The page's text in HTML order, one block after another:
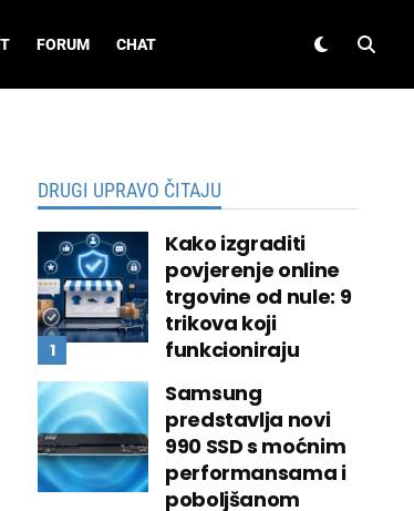
FORUM CHAT
DRUGI UPRAVO ČITAJU
Kako izgraditi
povjerenje online
trgovine od nule: 9
trikova koji
funkcioniraju
Samsung
predstavlja novi
990 SSD s moćnim
performansama i
poboljšanom